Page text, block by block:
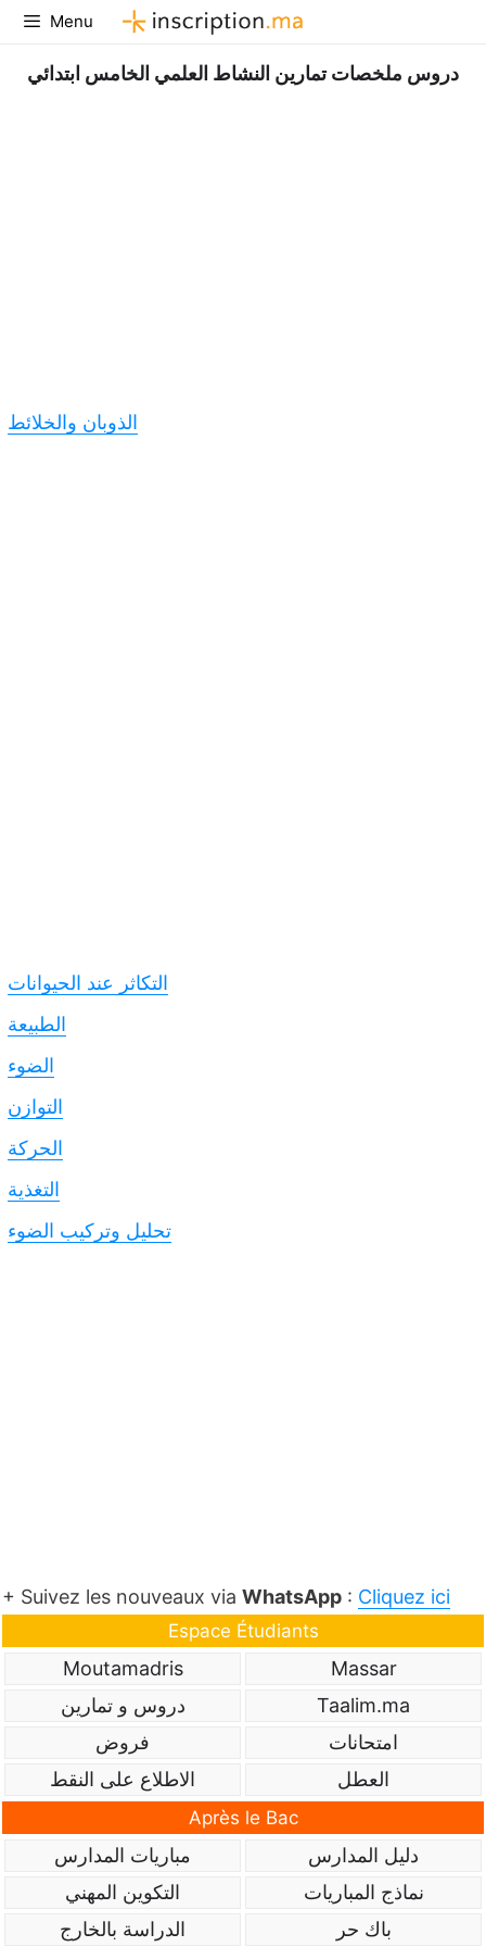
Aller
au
contenu
Menu
دروس ملخصات تمارين النشاط العلمي الخامس ابتدائي
الذوبان والخلائط
التكاثر عند الحيوانات
الطبيعة
الضوء
التوازن
الحركة
التغذية
تحليل وتركيب الضوء
+ Suivez les nouveaux via WhatsApp : Cliquez ici
Espace Étudiants
Massar
Moutamadris
Taalim.ma
دروس و تمارين
امتحانات
فروض
العطل
الاطلاع على النقط
Après le Bac
دليل المدارس
مباريات المدارس
نماذج المباريات
التكوين المهني
باك حر
الدراسة بالخارج